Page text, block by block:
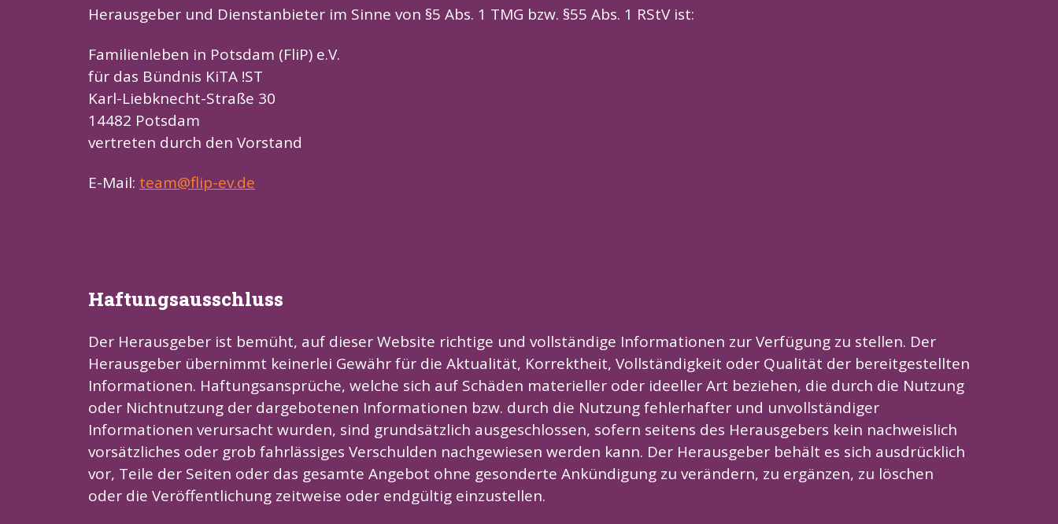
Herausgeber und Dienstanbieter im Sinne von §5 Abs. 1 TMG bzw. §55 Abs. 1 RStV ist:
Familienleben in Potsdam (FliP) e.V.
für das Bündnis KiTA !ST
Karl-Liebknecht-Straße 30
14482 Potsdam
vertreten durch den Vorstand
E-Mail: team@flip-ev.de
Haftungsausschluss
Der Herausgeber ist bemüht, auf dieser Website richtige und vollständige Informationen zur Verfügung zu stellen. Der
Herausgeber übernimmt keinerlei Gewähr für die Aktualität, Korrektheit, Vollständigkeit oder Qualität der bereitgestellten
Informationen. Haftungsansprüche, welche sich auf Schäden materieller oder ideeller Art beziehen, die durch die Nutzung
oder Nichtnutzung der dargebotenen Informationen bzw. durch die Nutzung fehlerhafter und unvollständiger
Informationen verursacht wurden, sind grundsätzlich ausgeschlossen, sofern seitens des Herausgebers kein nachweislich
vorsätzliches oder grob fahrlässiges Verschulden nachgewiesen werden kann. Der Herausgeber behält es sich ausdrücklich
vor, Teile der Seiten oder das gesamte Angebot ohne gesonderte Ankündigung zu verändern, zu ergänzen, zu löschen
oder die Veröffentlichung zeitweise oder endgültig einzustellen.